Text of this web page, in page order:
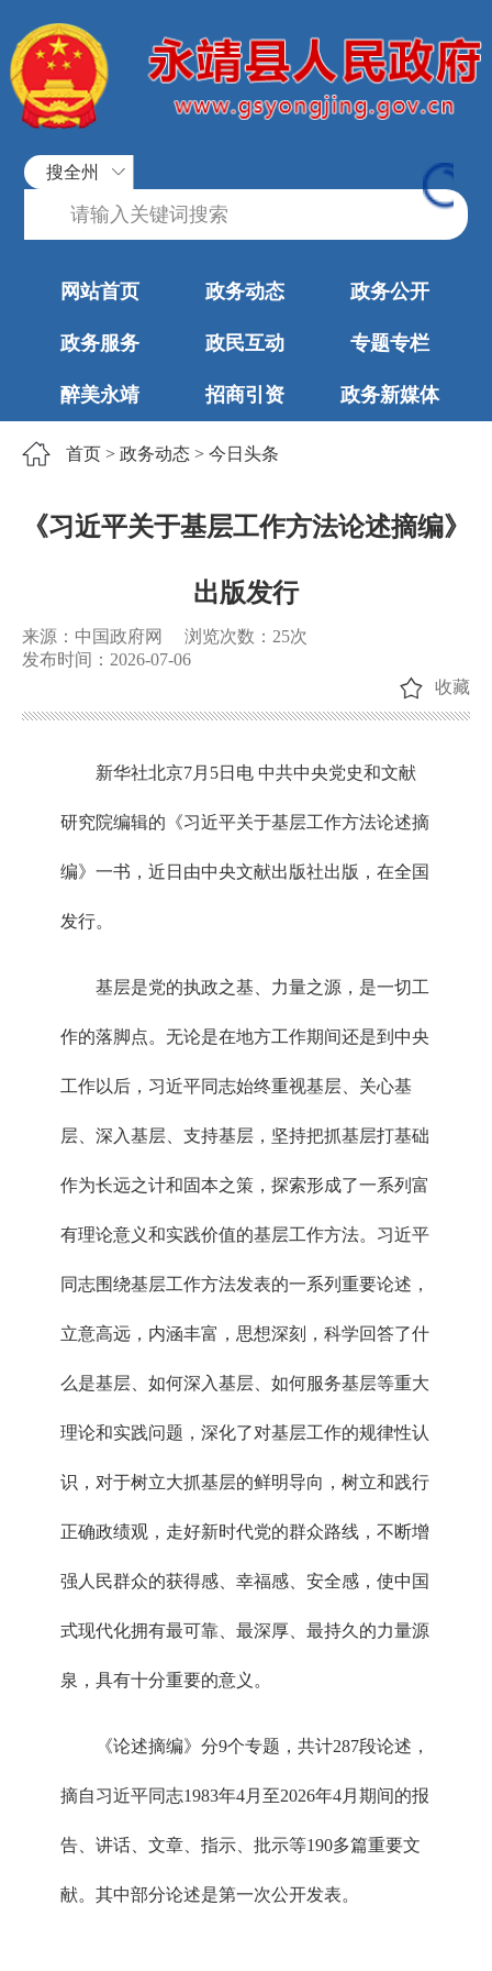
搜全州
网站首页 政务动态 政务公开
政务服务 政民互动 专题专栏
醉美永靖 招商引资 政务新媒体
首页 > 政务动态 > 今日头条
《习近平关于基层工作方法论述摘编》
出版发行
来源：中国政府网 浏览次数： 25次
发布时间：2026-07-06
收藏
新华社北京7月5日电 中共中央党史和文献
研究院编辑的《习近平关于基层工作方法论述摘
编》一书，近日由中央文献出版社出版，在全国
发行。
基层是党的执政之基、力量之源，是一切工
作的落脚点。无论是在地方工作期间还是到中央
工作以后，习近平同志始终重视基层、关心基
层、深入基层、支持基层，坚持把抓基层打基础
作为长远之计和固本之策，探索形成了一系列富
有理论意义和实践价值的基层工作方法。习近平
同志围绕基层工作方法发表的一系列重要论述，
立意高远，内涵丰富，思想深刻，科学回答了什
么是基层、如何深入基层、如何服务基层等重大
理论和实践问题，深化了对基层工作的规律性认
识，对于树立大抓基层的鲜明导向，树立和践行
正确政绩观，走好新时代党的群众路线，不断增
强人民群众的获得感、幸福感、安全感，使中国
式现代化拥有最可靠、最深厚、最持久的力量源
泉，具有十分重要的意义。
《论述摘编》分9个专题，共计287段论述，
摘自习近平同志1983年4月至2026年4月期间的报
告、讲话、文章、指示、批示等190多篇重要文
献。其中部分论述是第一次公开发表。